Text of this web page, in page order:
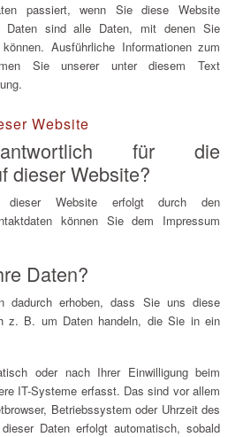
passiert, wenn Sie diese Website
Daten sind alle Daten, mit denen Sie
Ausführliche Informationen zum
Sie unserer unter diesem Text
Website
für die
dieser Website?
dieser Website erfolgt durch den
können Sie dem Impressum
Daten?
dadurch erhoben, dass Sie uns diese
z. B. um Daten handeln, die Sie in ein
oder nach Ihrer Einwilligung beim
IT-Systeme erfasst. Das sind vor allem
Betriebssystem oder Uhrzeit des
Daten erfolgt automatisch, sobald